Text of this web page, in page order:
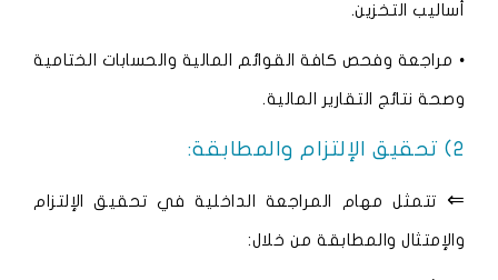
أساليب التخزين.
• مراجعة وفحص كافة القوائم المالية والحسابات الختامية
وصحة نتائج التقارير المالية.
2) تحقيق الإلتزام والمطابقة:
⇐ تتمثل مهام المراجعة الداخلية في تحقيق الإلتزام
والإمتثال والمطابقة من خلال: